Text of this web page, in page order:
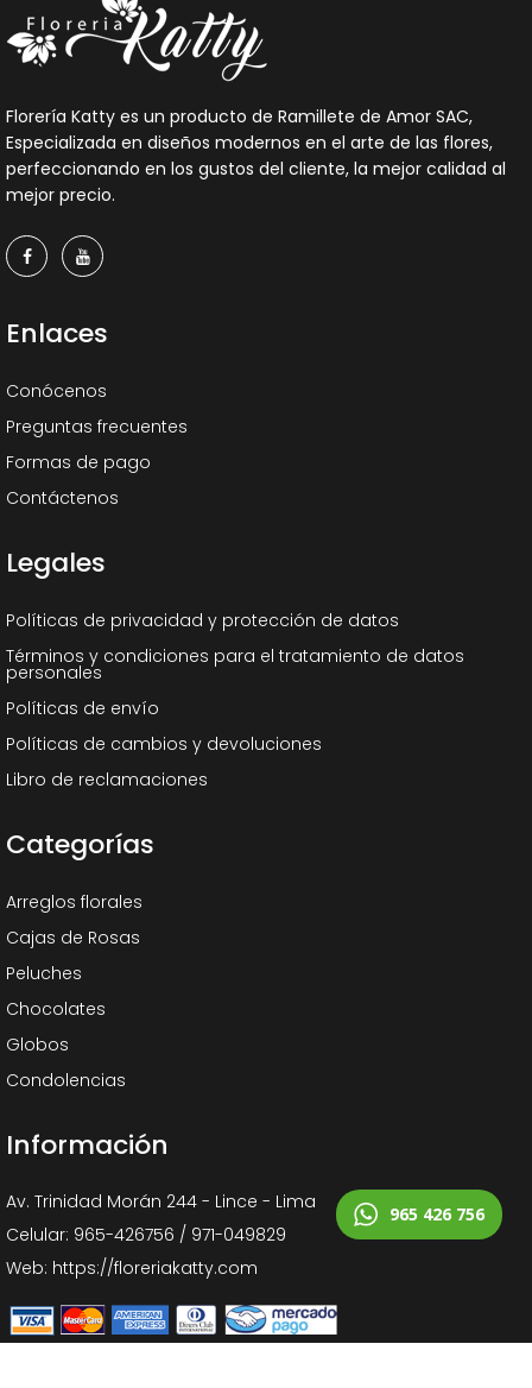
Florería Katty es un producto de Ramillete de Amor SAC,
Especializada en diseños modernos en el arte de las flores,
perfeccionando en los gustos del cliente, la mejor calidad al
mejor precio.
Enlaces
Conócenos
Preguntas frecuentes
Formas de pago
Contáctenos
Legales
Políticas de privacidad y protección de datos
Términos y condiciones para el tratamiento de datos
personales
Políticas de envío
Políticas de cambios y devoluciones
Libro de reclamaciones
Categorías
Arreglos florales
Cajas de Rosas
Peluches
Chocolates
Globos
Condolencias
Información
Av. Trinidad Morán 244 - Lince - Lima
Celular: 965-426756 / 971-049829
Web: https://floreriakatty.com
965 426 756